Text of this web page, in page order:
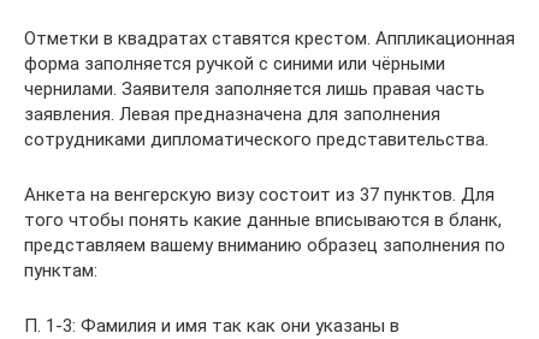
Отметки в квадратах ставятся крестом. Аппликационная
форма заполняется ручкой с синими или чёрными
чернилами. Заявителя заполняется лишь правая часть
заявления. Левая предназначена для заполнения
сотрудниками дипломатического представительства.
Анкета на венгерскую визу состоит из 37 пунктов. Для
того чтобы понять какие данные вписываются в бланк,
представляем вашему вниманию образец заполнения по
пунктам:
П. 1-3: Фамилия и имя так как они указаны в